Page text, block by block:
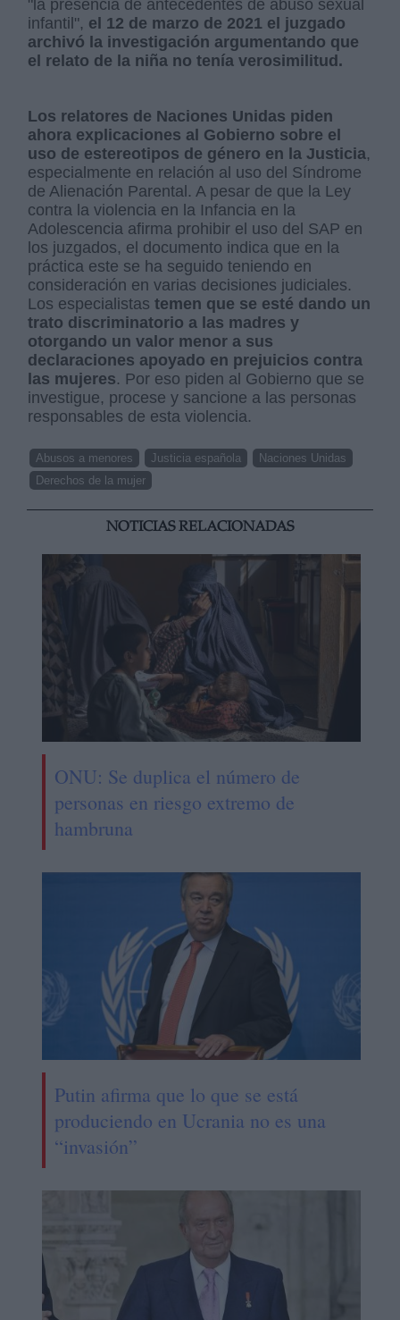
"la presencia de antecedentes de abuso sexual
infantil", el 12 de marzo de 2021 el juzgado
archivó la investigación argumentando que
el relato de la niña no tenía verosimilitud.
Los relatores de Naciones Unidas piden
ahora explicaciones al Gobierno sobre el
uso de estereotipos de género en la Justicia,
especialmente en relación al uso del Síndrome
de Alienación Parental. A pesar de que la Ley
contra la violencia en la Infancia en la
Adolescencia afirma prohibir el uso del SAP en
los juzgados, el documento indica que en la
práctica este se ha seguido teniendo en
consideración en varias decisiones judiciales.
Los especialistastemen que se esté dando un
trato discriminatorio a las madres y
otorgando un valor menor a sus
declaraciones apoyado en prejuicios contra
las mujeres. Por eso piden al Gobierno que se
investigue, procese y sancione a las personas
responsables de esta violencia.
Abusos a menores Justicia española
Naciones Unidas
Derechos de la mujer
NOTICIAS RELACIONADAS
ONU: Se duplica el número de
personas en riesgo extremo de
hambruna
Putin afirma que lo que se está
produciendo en Ucrania no es una
“invasión”